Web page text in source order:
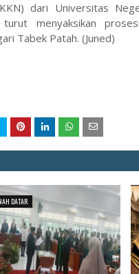
dari Universitas
menyaksikan
Tabek Patah. (Juned)
DATAR